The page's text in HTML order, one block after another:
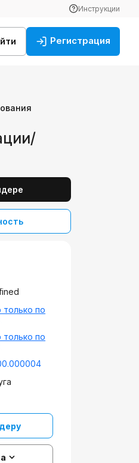
Инструкции
Регистрация
по
по